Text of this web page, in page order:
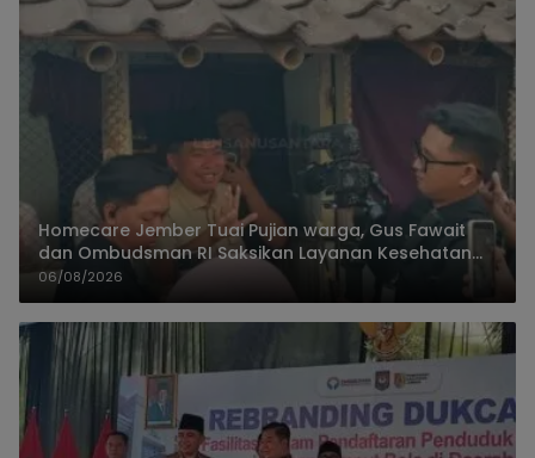
Homecare Jember Tuai Pujian warga, Gus Fawait
dan Ombudsman RI Saksikan Layanan Kesehatan
Rumah Pasien
06/08/2026